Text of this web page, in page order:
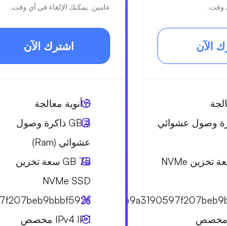
وقت.
الآن
وصول عشوائي
سعة تخزين NVMe
عامين. يمكنك الإلغاء في أي وقت.
اشترك الآن
3أنوية معالجة
4 GB
ذاكرة وصول
عشوائي (Ram)
75 GB
سعة تخزين
NVMe SSD
1 IPv4 IP مخصص